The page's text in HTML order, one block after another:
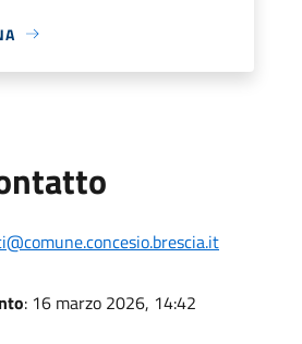
: 16 marzo 2026, 14:42